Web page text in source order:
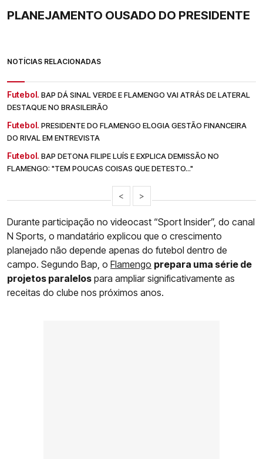
PLANEJAMENTO OUSADO DO PRESIDENTE
NOTÍCIAS RELACIONADAS
Futebol. BAP DÁ SINAL VERDE E FLAMENGO VAI ATRÁS DE LATERAL
DESTAQUE NO BRASILEIRÃO
Futebol. PRESIDENTE DO FLAMENGO ELOGIA GESTÃO FINANCEIRA
DO RIVAL EM ENTREVISTA
Futebol. BAP DETONA FILIPE LUÍS E EXPLICA DEMISSÃO NO
FLAMENGO: "TEM POUCAS COISAS QUE DETESTO..."
< >
Durante participação no videocast “Sport Insider”, do canal
N Sports, o mandatário explicou que o crescimento
planejado não depende apenas do futebol dentro de
campo. Segundo Bap, o Flamengo prepara uma série de
projetos paralelos para ampliar significativamente as
receitas do clube nos próximos anos.